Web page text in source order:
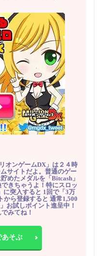
オンゲームDX」は２４時
サイトだよ。普通のゲー
めたメダルを「Bitcash」
きちゃうよ！特にスロッ
に突入すると 1回で「3万
から登録すると 通常1,500
お試しポイント進呈中！
みてね！
あそぶ